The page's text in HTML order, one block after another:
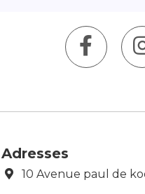
Adresses
10 Avenue paul de